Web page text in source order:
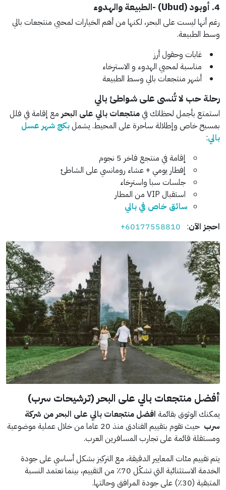
4. أوبود (Ubud) - الطبيعة والهدوء
رغم أنها ليست على البحر، لكنها من أهم الخيارات لمحبي منتجعات بالي
وسط الطبيعة.
غابات وحقول أرز
مناسبة لمحبي الهدوء و الاسترخاء
أشهر منتجعات بالي وسط الطبيعة
رحلة حب لا تُنسى على شواطئ بالي
استمتع بأجمل لحظاتك فيمنتجعات بالي على البحرمع إقامة في فلل
بمسبح خاص وإطلالة ساحرة على المحيط. يشملبكج شهر عسل
بالي:
إقامة في منتجع فاخر 5 نجوم
إفطار يومي + عشاء رومانسي على الشاطئ
جلسات سبا واسترخاء
استقبال VIP من المطار
سائق خاص في بالي
احجز الآن:
+60177558810
أفضل منتجعات بالي على البحر (ترشيحات سرب)
يمكنك الوثوق بقائمة افضل منتجعات بالي على البحر من شركة
سرب
حيث تقوم بتقييم الفنادق منذ 20 عاما من خلال عملية موضوعية
ومستقلة قائمة على تجارب المسافرين العرب.
يتم تقييم مئات المعايير الدقيقة، مع التركيز بشكل أساسي على جودة
الخدمة الاستثنائية التي تشكّل 70٪ من التقييم، بينما تعتمد النسبة
المتبقية (30٪) على جودة المرافق وحالتها.